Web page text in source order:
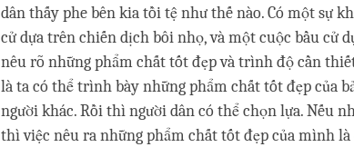
dân thấy phe bên kia tồi tệ như thế nào. Có một sự
cử dựa trên chiến dịch bôi nhọ, và một cuộc bầu cử
nêu rõ những phẩm chất tốt đẹp và trình độ cần
là ta có thể trình bày những phẩm chất tốt đẹp của
người khác. Rồi thì người dân có thể chọn lựa. Nếu
thì việc nêu ra những phẩm chất tốt đẹp của mình